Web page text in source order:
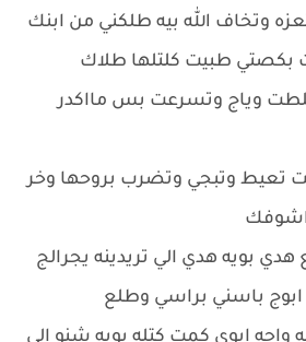
وتخاف الله بيه طلكني من ابنك
طبيت كلتلها طلاك
وياج وتسرعت بس مااكدر
وتبجي وتضرب بروحها وخر
اشوفك
بويه هدي الي تريدينه يجرالج
باسني براسي وطلع
واجه ابوي كمت كتله بويه شنو الي